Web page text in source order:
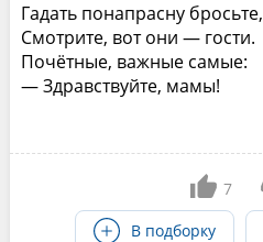
Гадать понапрасну бросьте,
Смотрите, вот они — гости.
Почётные, важные самые:
— Здравствуйте, мамы!
7
В подборку